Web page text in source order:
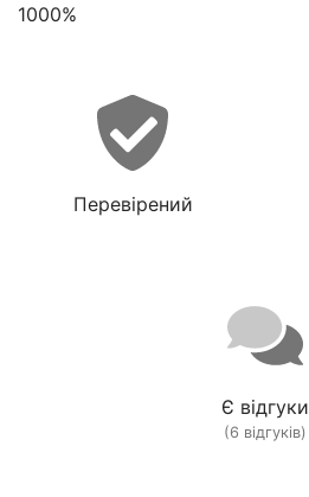
1000%
Перевірений
Є відгуки
(6 відгуків)